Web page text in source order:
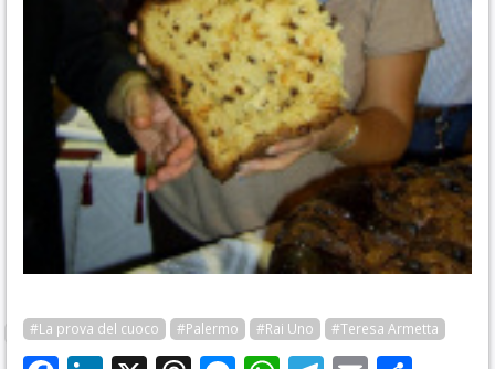
#La prova del cuoco #Palermo #Rai Uno #Teresa Armetta